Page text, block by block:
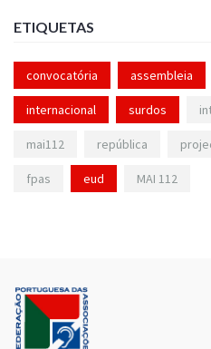
ETIQUETAS
convocatória assembleia
internacional surdos
mai112 república
fpas eud MAI 112